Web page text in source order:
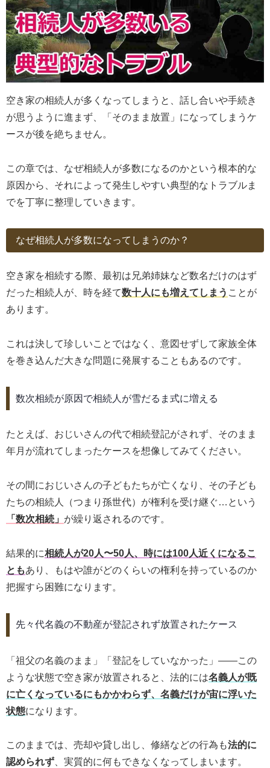
空き家の相続人が多くなってしまうと、話し合いや手続き
が思うように進まず、「そのまま放置」になってしまうケ
ースが後を絶ちません。
この章では、なぜ相続人が多数になるのかという根本的な
原因から、それによって発生しやすい典型的なトラブルま
でを丁寧に整理していきます。
なぜ相続人が多数になってしまうのか？
空き家を相続する際、最初は兄弟姉妹など数名だけのはず
だった相続人が、時を経て数十人にも増えてしまう ことが
あります。
これは決して珍しいことではなく、意図せずして家族全体
を巻き込んだ大きな問題に発展することもあるのです。
数次相続が原因で相続人が雪だるま式に増える
たとえば、おじいさんの代で相続登記がされず、そのまま
年月が流れてしまったケースを想像してみてください。
その間におじいさんの子どもたちが亡くなり、その子ども
たちの相続人（つまり孫世代）が権利を受け継ぐ…という
「数次相続」 が繰り返されるのです。
結果的に相続人が20人〜50人、時には100人近くになるこ
ともあり、もはや誰がどのくらいの権利を持っているのか
把握すら困難になります。
先々代名義の不動産が登記されず放置されたケース
「祖父の名義のまま」「登記をしていなかった」――この
ような状態で空き家が放置されると、法的には名義人が既
に亡くなっているにもかかわらず、名義だけが宙に浮いた
状態になります。
このままでは、売却や貸し出し、修繕などの行為も法的に
認められず、実質的に何もできなくなってしまいます。